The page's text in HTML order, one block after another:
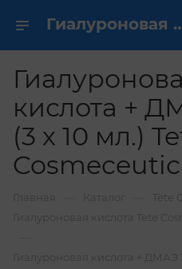
Гиалуроновая кислота + ДМАЭ 30 мл (3 х 10 мл.)
кислота +
(3 х 10 мл.)